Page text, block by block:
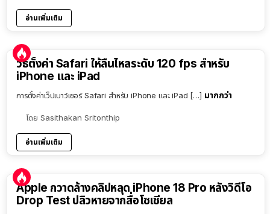
อ่านเพิ่มเติม
วิธีตั้งค่า Safari ให้ลื่นไหลระดับ 120 fps สำหรับ
iPhone และ iPad
การตั้งค่าเว็ปเบาว์เซอร์ Safari สำหรับ iPhone และ iPad […] มากกว่า
โดย Sasithakan Sritonthip
อ่านเพิ่มเติม
Apple กวาดล้างคลิปหลุด iPhone 18 Pro หลังวิดีโอ
Drop Test ปลิวหายจากสื่อโซเชียล